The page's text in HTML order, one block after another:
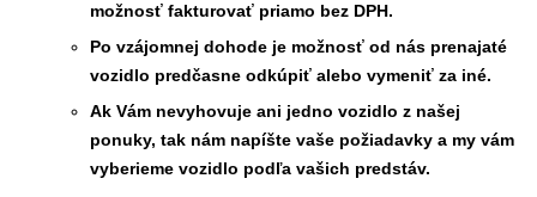
možnosť fakturovať priamo bez DPH.
Po vzájomnej dohode je možnosť od nás prenajaté
vozidlo predčasne odkúpiť alebo vymeniť za iné.
Ak Vám nevyhovuje ani jedno vozidlo z našej
ponuky, tak nám napíšte vaše požiadavky a my vám
vyberieme vozidlo podľa vašich predstáv.